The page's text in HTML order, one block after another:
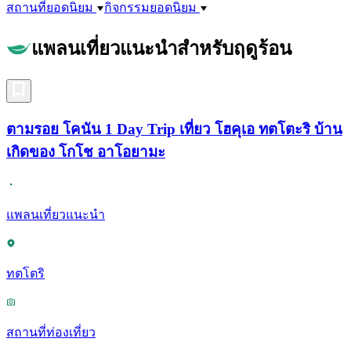
สถานที่ยอดนิยม กิจกรรมยอดนิยม
แพลนเที่ยวแนะนำสำหรับฤดูร้อน
ตามรอย โคนัน 1 Day Trip เที่ยว โฮคุเอ ทตโตะริ บ้าน
เกิดของ โกโช อาโอยามะ
แพลนเที่ยวแนะนำ
ทตโตริ
สถานที่ท่องเที่ยว